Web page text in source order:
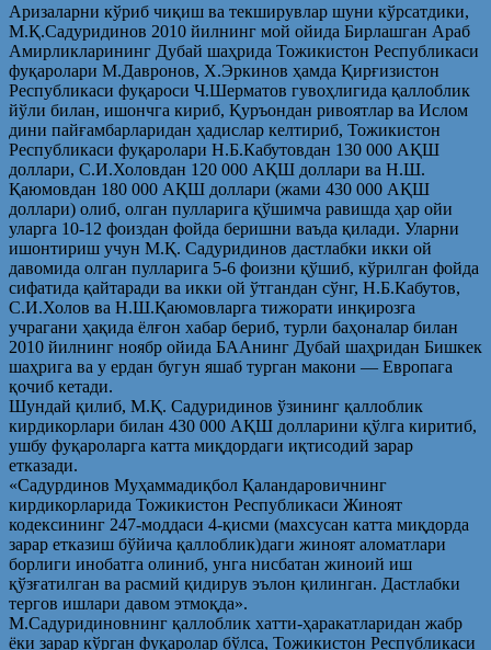
Аризаларни кўриб чиқиш ва текширувлар шуни кўрсатдики,
М.Қ.Садуридинов 2010 йилнинг мой ойида Бирлашган Араб
Амирликларининг Дубай шаҳрида Тожикистон Республикаси
фуқаролари М.Давронов, X.Эркинов ҳамда Қирғизистон
Республикаси фуқароси Ч.Шерматов гувоҳлигида қаллоблик
йўли билан, ишончга кириб, Қуръондан ривоятлар ва Ислом
дини пайғамбарларидан ҳадислар келтириб, Тожикистон
Республикаси фуқаролари Н.Б.Кабутовдан 130 000 АҚШ
доллари, С.И.Холовдан 120 000 АҚШ доллари ва Н.Ш.
Қаюмовдан 180 000 АҚШ доллари (жами 430 000 АҚШ
доллари) олиб, олган пулларига қўшимча равишда ҳар ойи
уларга 10-12 фоиздан фойда беришни ваъда қилади. Уларни
ишонтириш учун М.Қ. Садуридинов дастлабки икки ой
давомида олган пулларига 5-6 фоизни қўшиб, кўрилган фойда
сифатида қайтаради ва икки ой ўтгандан сўнг, Н.Б.Кабутов,
С.И.Холов ва Н.Ш.Қаюмовларга тижорати инқирозга
учрагани ҳақида ёлғон хабар бериб, турли баҳоналар билан
2010 йилнинг ноябр ойида БААнинг Дубай шаҳридан Бишкек
шаҳрига ва у ердан бугун яшаб турган макони — Европага
қочиб кетади.
Шундай қилиб, М.Қ. Садуридинов ўзининг қаллоблик
кирдикорлари билан 430 000 АҚШ долларини қўлга киритиб,
ушбу фуқароларга катта миқдордаги иқтисодий зарар
етказади.
«Садурдинов Муҳаммадиқбол Қаландаровичнинг
кирдикорларида Тожикистон Республикаси Жиноят
кодексининг 247-моддаси 4-қисми (махсусан катта миқдорда
зарар етказиш бўйича қаллоблик)даги жиноят аломатлари
борлиги инобатга олиниб, унга нисбатан жиноий иш
қўзғатилган ва расмий қидирув эълон қилинган. Дастлабки
тергов ишлари давом этмоқда».
М.Садуридиновнинг қаллоблик хатти-ҳаракатларидан жабр
ёки зарар кўрган фуқаролар бўлса, Тожикистон Республикаси